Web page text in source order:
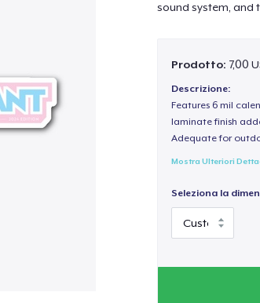
sound system, and
Prodotto: 7,00
Descrizione:
Features 6 mil
laminate finish
Adequate for
Mostra Ulteriori
Seleziona la